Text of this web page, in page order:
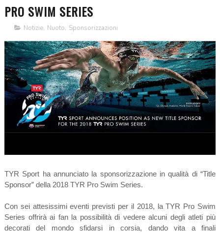
PRO SWIM SERIES
Notizie, Nuoto, Sponsorizzazioni
TYR Sport ha annunciato la sponsorizzazione in qualità di “Title
Sponsor” della 2018 TYR Pro Swim Series.
Con sei attesissimi eventi previsti per il 2018, la TYR Pro Swim
Series offrirà ai fan la possibilità di vedere alcuni degli atleti più
decorati del mondo sfidarsi in corsia, dando vita a finali